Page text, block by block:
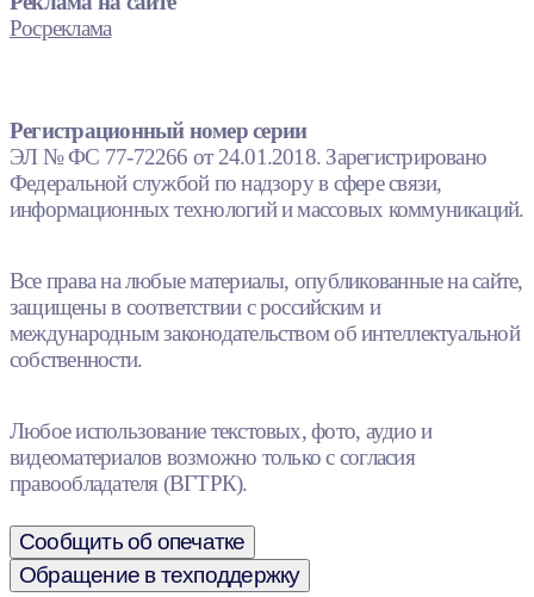
Росреклама
Регистрационный номер серии
ЭЛ № ФС 77-72266 от 24.01.2018. Зарегистрировано
Федеральной службой по надзору в сфере связи,
информационных технологий и массовых коммуникаций.
Все права на любые материалы, опубликованные на сайте,
защищены в соответствии с российским и
международным законодательством об интеллектуальной
собственности.
Любое использование текстовых, фото, аудио и
видеоматериалов возможно только с согласия
правообладателя (ВГТРК).
Сообщить об опечатке
Обращение в техподдержку